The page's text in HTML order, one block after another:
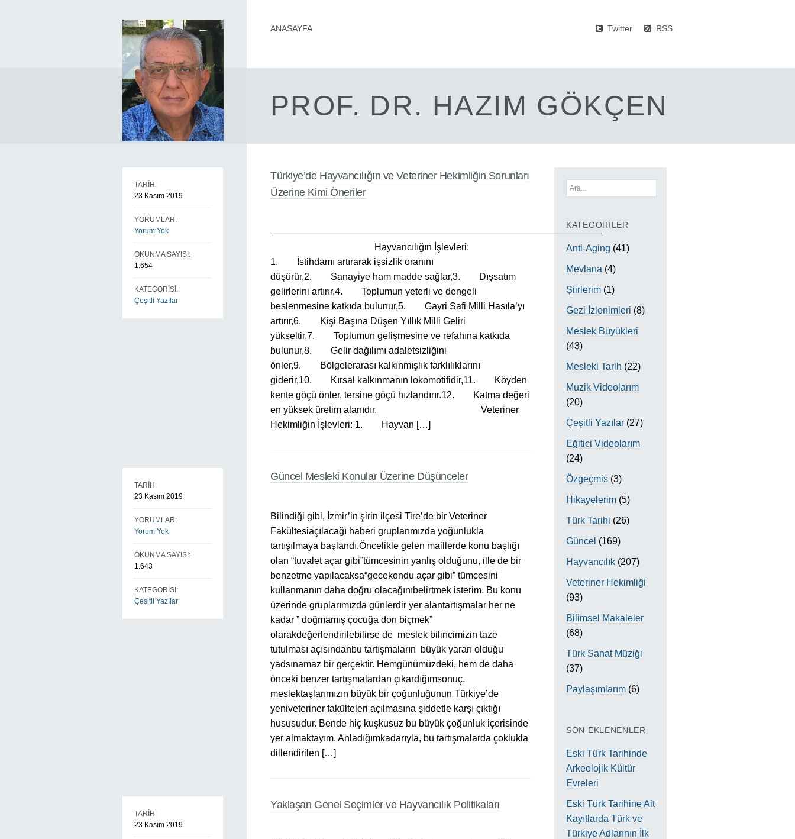
ANASAYFA Twitter RSS
PROF. DR. HAZIM GÖKÇEN
TARİH:
23 Kasım 2019
YORUMLAR:
Yorum Yok
OKUNMA SAYISI:
1.654
KATEGORİSİ:
Çeşitli Yazılar
Türkiye’de Hayvancılığın ve Veteriner Hekimliğin Sorunları
Üzerine Kimi Öneriler
———————————————————————————————————
Hayvancılığın İşlevleri:
1. İstihdamı artırarak işsizlik oranını
düşürür,2. Sanayiye ham madde sağlar,3. Dışsatım
gelirlerini artırır,4. Toplumun yeterli ve dengeli
beslenmesine katkıda bulunur,5. Gayri Safi Milli Hasıla’yı
artırır,6. Kişi Başına Düşen Yıllık Milli Geliri
yükseltir,7. Toplumun gelişmesine ve refahına katkıda
bulunur,8. Gelir dağılımı adaletsizliğini
önler,9. Bölgelerarası kalkınmışlık farklılıklarını
giderir,10. Kırsal kalkınmanın lokomotifidir,11. Köyden
kente göçü önler, tersine göçü hızlandırır.12. Katma değeri
en yüksek üretim alanıdır. Veteriner
Hekimliğin İşlevleri: 1. Hayvan […]
TARİH:
23 Kasım 2019
YORUMLAR:
Yorum Yok
OKUNMA SAYISI:
1.643
KATEGORİSİ:
Çeşitli Yazılar
Güncel Mesleki Konular Üzerine Düşünceler
Bilindiği gibi, İzmir’in şirin ilçesi Tire’de bir Veteriner
Fakültesiaçılacağı haberi gruplarımızda yoğunlukla
tartışılmaya başlandı.Öncelikle gelen maillerde konu başlığı
olan “tuvalet açar gibi”tümcesinin yanlış olduğunu, ille de bir
benzetme yapılacaksa“gecekondu açar gibi” tümcesini
kullanmanın daha doğru olacağınıbelirtmek isterim. Bu konu
üzerinde gruplarımızda günlerdir yer alantartışmalar her ne
kadar ” doğmamış çocuğa don biçmek”
olarakdeğerlendirilebilirse de meslek bilincimizin taze
tutulması açısındanbu tartışmaların büyük yararı olduğu
yadsınamaz bir gerçektir. Hemgünümüzdeki, hem de daha
önceki benzer tartışmalardan çıkardığımsonuç,
meslektaşlarımızın büyük bir çoğunluğunun Türkiye’de
yeniveteriner fakülteleri açılmasına şiddetle karşı çıktığı
hususudur. Bende hiç kuşkusuz bu büyük çoğunluk içerisinde
yer almaktayım. Anladığımkadarıyla, bu tartışmalarda çoklukla
dillendirilen […]
TARİH:
23 Kasım 2019
Yaklaşan Genel Seçimler ve Hayvancılık Politikaları
KATEGORİLER
Anti-Aging (41)
Mevlana (4)
Şiirlerim (1)
Gezi İzlenimleri (8)
Meslek Büyükleri
(43)
Mesleki Tarih (22)
Muzik Videolarım
(20)
Çeşitli Yazılar (27)
Eğitici Videolarım
(24)
Özgeçmis (3)
Hikayelerim (5)
Türk Tarihi (26)
Güncel (169)
Hayvancılık (207)
Veteriner Hekimliği
(93)
Bilimsel Makaleler
(68)
Türk Sanat Müziği
(37)
Paylaşımlarım (6)
SON EKLENENLER
Eski Türk Tarihinde
Arkeolojik Kültür
Evreleri
Eski Türk Tarihine Ait
Kayıtlarda Türk ve
Türkiye Adlarının İlk